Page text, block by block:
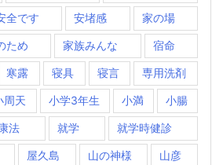
全です 安堵感 家の場
ため 家族みんな 宿命
寒露 寝具 寝言 専用洗剤
周天 小学3年生 小満 小腸
法 就学 就学時健診
屋久島 山の神様 山彦